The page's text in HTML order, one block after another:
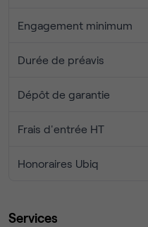
Engagement minimum
Durée de préavis
Dépôt de garantie
Frais d'entrée HT
Honoraires Ubiq
Services